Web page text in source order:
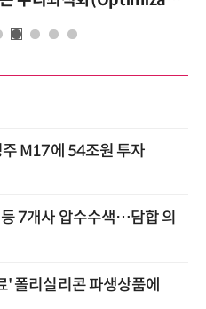
M17에 54조원 투자
7개사 압수수색…담합 의
' 폴리실리콘 파생상품에